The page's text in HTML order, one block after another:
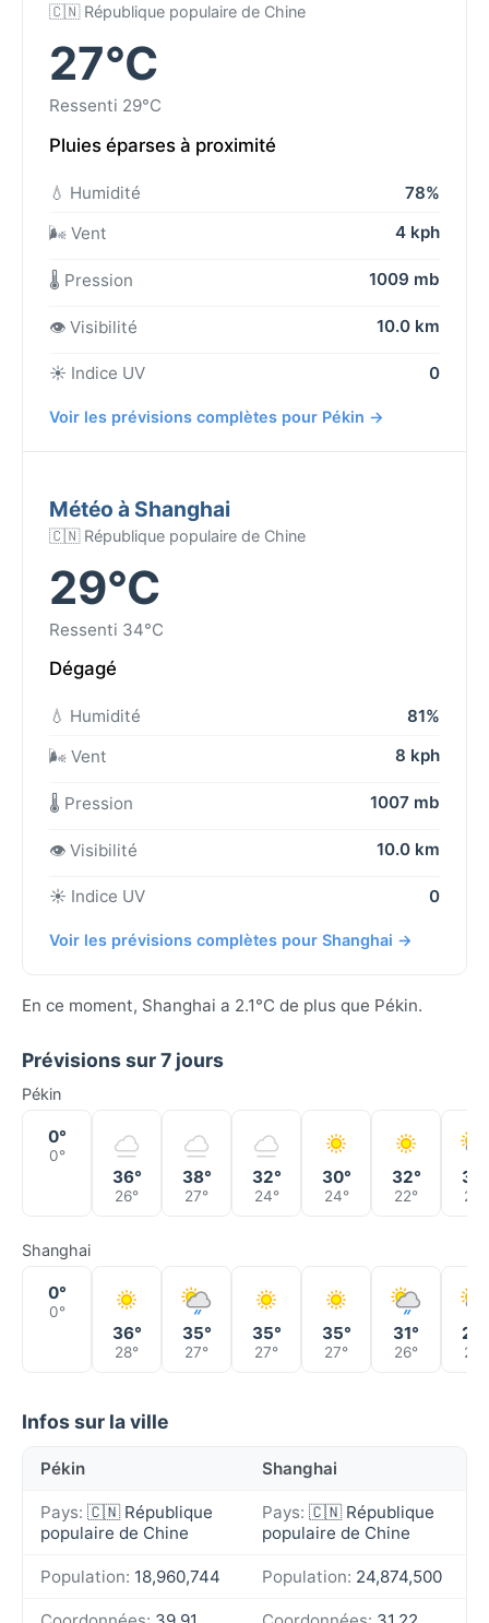
🇨🇳 République populaire de Chine
27°C
Ressenti 29°C
Pluies éparses à proximité
💧 Humidité
78%
🌬️ Vent
4 kph
🌡️ Pression 1009 mb
👁️ Visibilité 10.0 km
☀️ Indice UV 0
Voir les prévisions complètes pour Pékin →
Météo à Shanghai
🇨🇳 République populaire de Chine
29°C
Ressenti 34°C
Dégagé
💧 Humidité
81%
🌬️ Vent
8 kph
🌡️ Pression 1007 mb
👁️ Visibilité 10.0 km
☀️ Indice UV 0
Voir les prévisions complètes pour Shanghai →
En ce moment, Shanghai a 2.1°C de plus que Pékin.
Prévisions sur 7 jours
Pékin
0°
0°
36°
26°
38°
27°
32°
24°
30°
24°
32°
22° 23°
Shanghai
0°
0°
36°
28°
35°
27°
35°
27°
35°
27°
31°
26°
27°
25°
Infos sur la ville
Pékin Shanghai
Pays: 🇨🇳 République
populaire de Chine
Pays: 🇨🇳 République
populaire de Chine
Population: 18,960,744 Population: 24,874,500